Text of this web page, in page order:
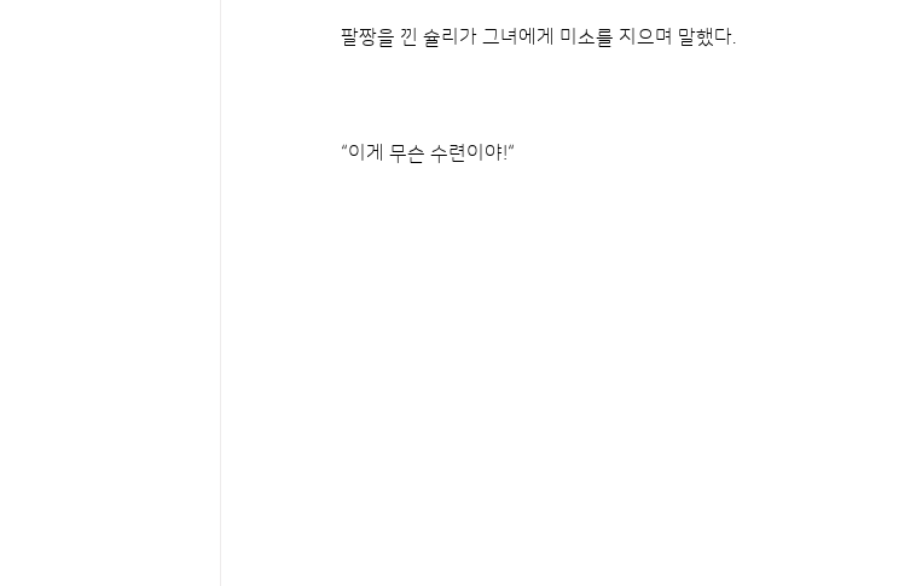
팔짱을 낀 슐리가 그녀에게 미소를 지으며 말했다.
“이게 무슨 수련이야!“